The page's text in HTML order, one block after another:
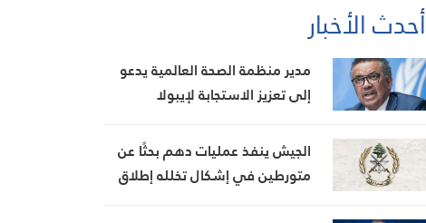
أحدث الأخبار
مدير منظمة الصحة العالمية يدعو
إلى تعزيز الاستجابة لإيبولا
الجيش ينفذ عمليات دهم بحثًا عن
متورطين في إشكال تخلله إطلاق